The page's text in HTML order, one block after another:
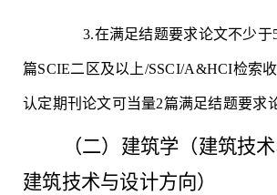
3.在满足结题要求论文不少于
篇SCIE二区及以上/SSCI/A&HCI检索
认定期刊论文可当量2篇满足结题要求
（二）建筑学（建筑技
建筑技术与设计方向）